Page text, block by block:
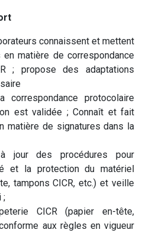
connaissent et mettent
matière de correspondance
; propose des adaptations
correspondance protocolaire
est validée ; Connaît et fait
matière de signatures dans la
jour des procédures pour
et la protection du matériel
tampons CICR, etc.) et veille
;
CICR (papier en-tête,
aux règles en vigueur